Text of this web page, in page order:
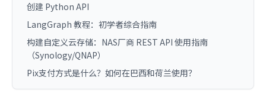
创建 Python API
LangGraph 教程：初学者综合指南
构建自定义云存储：NAS厂商 REST API 使用指南
（Synology/QNAP）
Pix支付方式是什么？如何在巴西和荷兰使用？